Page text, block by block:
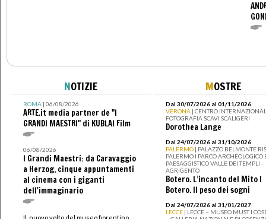
NOTIZIE
ROMA| 06/08/2026
ARTE.it media partner de "I
GRANDI MAESTRI" di KUBLAI Film
06/08/2026
I Grandi Maestri: da Caravaggio
a Herzog, cinque appuntamenti
al cinema con i giganti
dell'immaginario
MOSTRE
Dal 30/07/2026 al 01/11/2026
VERONA | CENTRO
FOTOGRAFIA SCAVI SCALIGERI
Dorothea Lange
Dal 24/07/2026 al 31/10/2026
PALERMO | PALAZZO BELMONTE
PALERMO I PARCO ARCHEOLOGICO
PAESAGGISTICO VALLE DEI TEMPLI -
AGRIGENTO
Botero. L’incanto del Mito I
Botero. Il peso dei sogni
Dal 24/07/2026 al 31/01/2027
LECCE | LECCE – MUSEO MUST I